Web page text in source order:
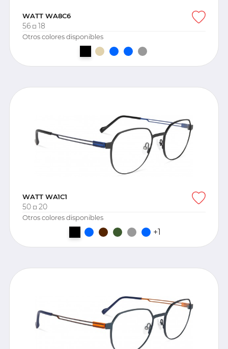
WATT WA8C6
56 18
Otros colores disponibles
WATT WA1C1
50 20
Otros colores disponibles
+1